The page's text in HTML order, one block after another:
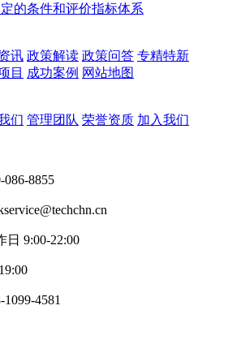
的条件和评价指标体系
讯 政策解读 政策问答 专精特新
目 成功案例 网站地图
们 管理团队 荣誉资质 加入我们
086-8855
日 9:00-22:00
1099-4581